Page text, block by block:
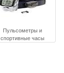
Пульсометры и
спортивные часы